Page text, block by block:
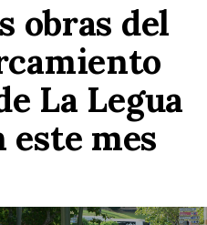
obras del
La Legua
este mes